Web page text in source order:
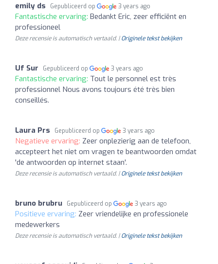
emily ds Gepubliceerd op 3 years ago
Fantastische ervaring: Bedankt Eric, zeer efficiënt en
professioneel
Deze recensie is automatisch vertaald. |Originele tekst bekijken
Uf Sur Gepubliceerd op 3 years ago
Fantastische ervaring: Tout le personnel est très
professionnel Nous avons toujours été très bien
conseillés.
Laura Prs Gepubliceerd op 3 years ago
Negatieve ervaring: Zeer onplezierig aan de telefoon,
accepteert het niet om vragen te beantwoorden omdat
'de antwoorden op internet staan'.
Deze recensie is automatisch vertaald. |Originele tekst bekijken
bruno brubru Gepubliceerd op 3 years ago
Positieve ervaring: Zeer vriendelijke en professionele
medewerkers
Deze recensie is automatisch vertaald. |Originele tekst bekijken